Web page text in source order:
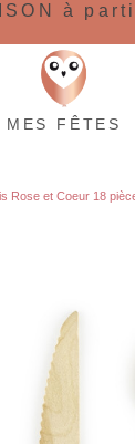
à
MES FÊTES
Rose et Coeur 18